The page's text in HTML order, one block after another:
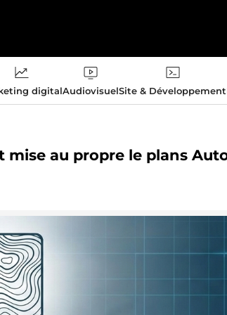
digitalAudiovisuelSite & Développement
mise au propre le plans